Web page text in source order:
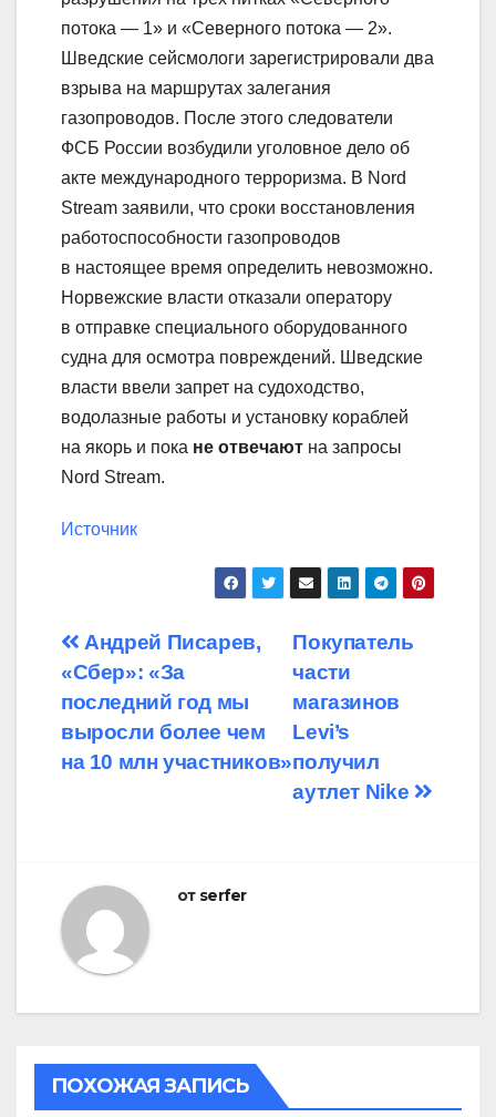
потока — 1» и «Северного потока — 2».
Шведские сейсмологи зарегистрировали два
взрыва на маршрутах залегания
газопроводов. После этого следователи
ФСБ России возбудили уголовное дело об
акте международного терроризма. В Nord
Stream заявили, что сроки восстановления
работоспособности газопроводов
в настоящее время определить невозможно.
Норвежские власти отказали оператору
в отправке специального оборудованного
судна для осмотра повреждений. Шведские
власти ввели запрет на судоходство,
водолазные работы и установку кораблей
на якорь и пока не отвечают на запросы
Nord Stream.
Источник
Навигация
по
записям
Покупатель
части
магазинов
Levi’s
получил
аутлет Nike
Андрей Писарев,
«Сбер»: «За
последний год мы
выросли более чем
на 10 млн участников»
от serfer
ПОХОЖАЯ ЗАПИСЬ